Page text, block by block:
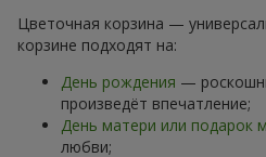
Цветочная корзина —
корзине подходят на:
День рождения —
произведёт впечатление;
День матери или подарок
любви;